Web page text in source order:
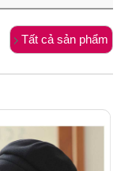
Tất cả sản phẩm